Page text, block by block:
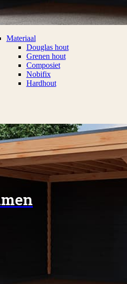
Materiaal
Douglas hout
Grenen hout
Composiet
Nobifix
Hardhout